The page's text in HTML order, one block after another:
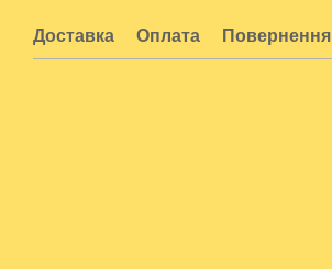
Доставка Оплата Повернення